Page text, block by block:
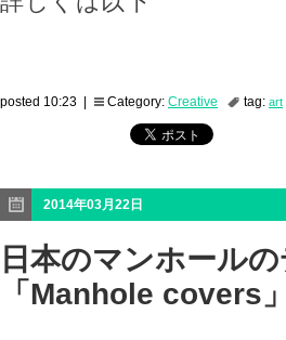
posted 10:23 | Category: Creative tag: art
2014年03月22日
日本のマンホール
「Manhole covers」